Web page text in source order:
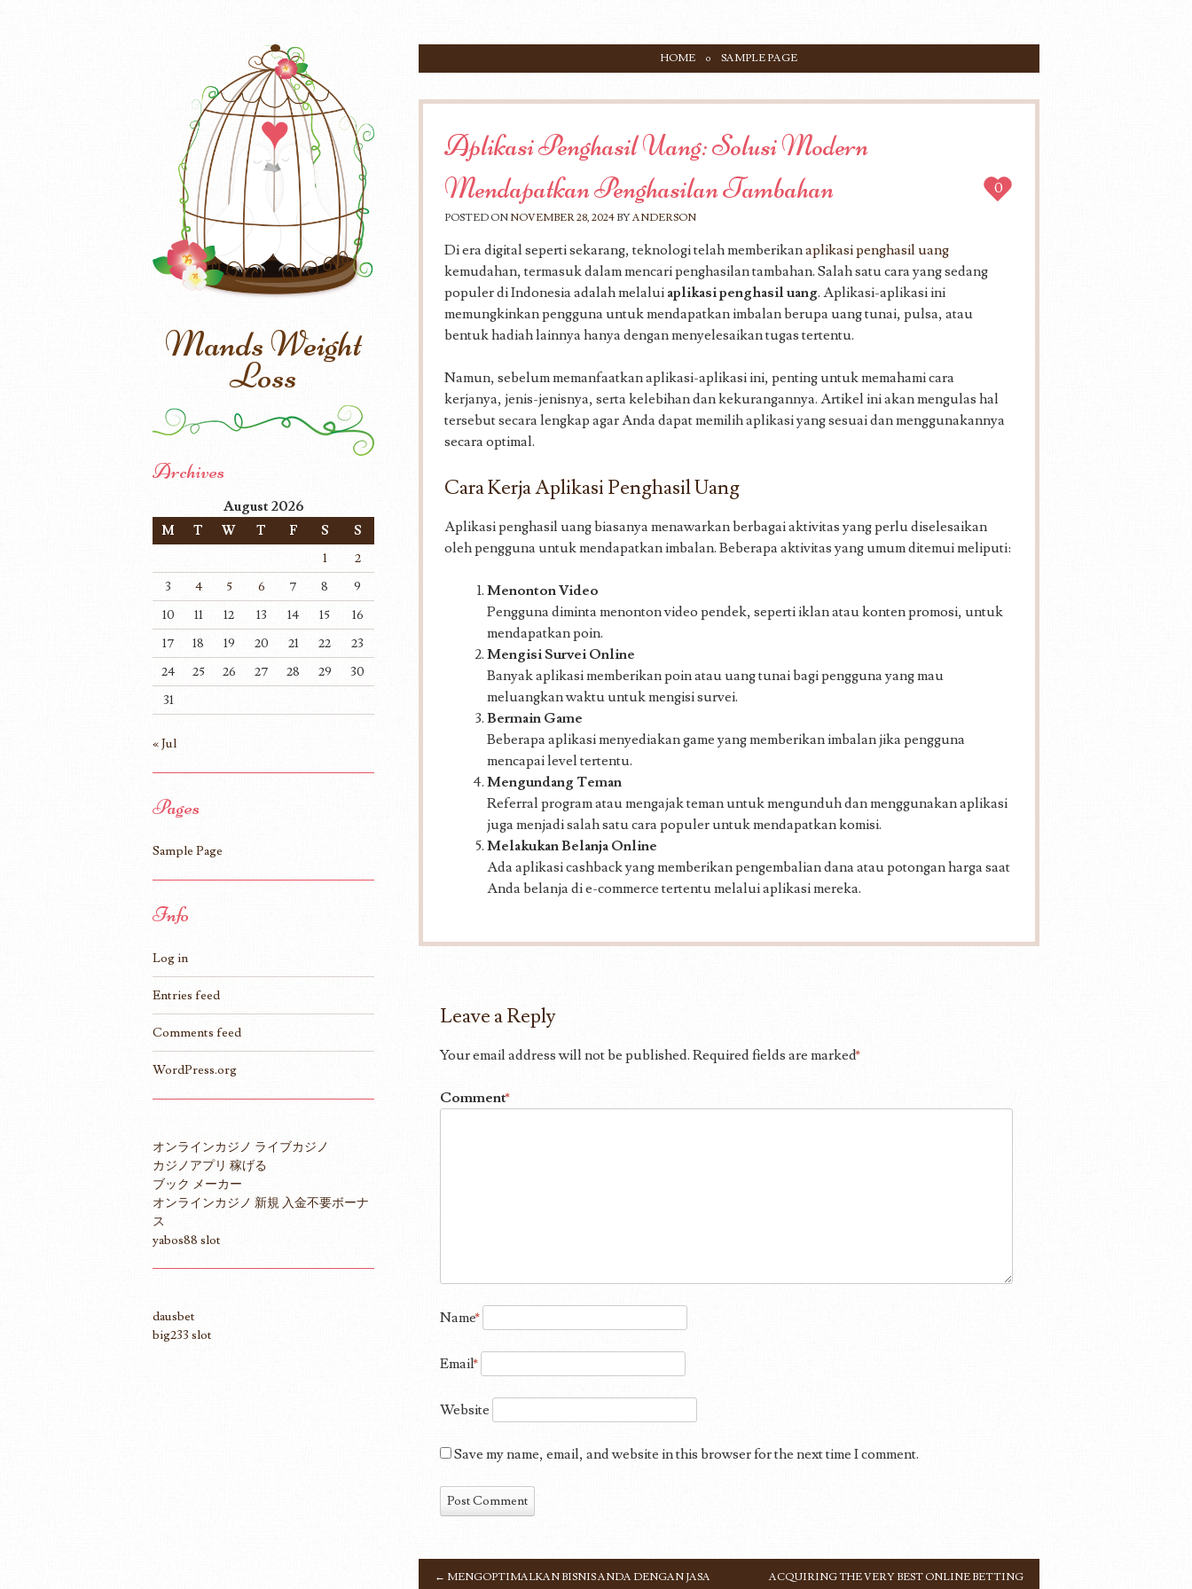
Mands Weight
Loss
Menu
HOME SAMPLE PAGE
Aplikasi Penghasil Uang: Solusi Modern
Mendapatkan Penghasilan Tambahan
POSTED ON NOVEMBER 28, 2024 BYANDERSON
0
Di era digital seperti sekarang, teknologi telah memberikanaplikasi penghasil uang
kemudahan, termasuk dalam mencari penghasilan tambahan. Salah satu cara yang sedang
populer di Indonesia adalah melalui aplikasi penghasil uang. Aplikasi-aplikasi ini
memungkinkan pengguna untuk mendapatkan imbalan berupa uang tunai, pulsa, atau
bentuk hadiah lainnya hanya dengan menyelesaikan tugas tertentu.
Namun, sebelum memanfaatkan aplikasi-aplikasi ini, penting untuk memahami cara
kerjanya, jenis-jenisnya, serta kelebihan dan kekurangannya. Artikel ini akan mengulas hal
tersebut secara lengkap agar Anda dapat memilih aplikasi yang sesuai dan menggunakannya
secara optimal.
Cara Kerja Aplikasi Penghasil Uang
Aplikasi penghasil uang biasanya menawarkan berbagai aktivitas yang perlu diselesaikan
oleh pengguna untuk mendapatkan imbalan. Beberapa aktivitas yang umum ditemui meliputi:
Menonton Video
Pengguna diminta menonton video pendek, seperti iklan atau konten promosi, untuk
mendapatkan poin.
Mengisi Survei Online
Banyak aplikasi memberikan poin atau uang tunai bagi pengguna yang mau
meluangkan waktu untuk mengisi survei.
Bermain Game
Beberapa aplikasi menyediakan game yang memberikan imbalan jika pengguna
mencapai level tertentu.
Mengundang Teman
Referral program atau mengajak teman untuk mengunduh dan menggunakan aplikasi
juga menjadi salah satu cara populer untuk mendapatkan komisi.
Melakukan Belanja Online
Ada aplikasi cashback yang memberikan pengembalian dana atau potongan harga saat
Anda belanja di e-commerce tertentu melalui aplikasi mereka.
Leave a Reply
Your email address will not be published. Required fields are marked*
Comment*
Name*
Email*
Website
Save my name, email, and website in this browser for the next time I comment.
← MENGOPTIMALKAN BISNIS ANDA DENGAN JASA
ACQUIRING THE VERY BEST ONLINE BETTING
Archives
August 2026
M T W T F S
S
1
2
3
4 5 6 7 8
9
10
11 12 13 14 15
16
17
18 19 20 21 22
23
24
25 26 27 28 29
30
31
« Jul
Pages
Sample Page
Info
Log in
Entries feed
Comments feed
WordPress.org
オンラインカジノ ライブカジノ
カジノアプリ 稼げる
ブック メーカー
オンラインカジノ 新規 入金不要ボーナ
ス
yabos88 slot
dausbet
big233 slot